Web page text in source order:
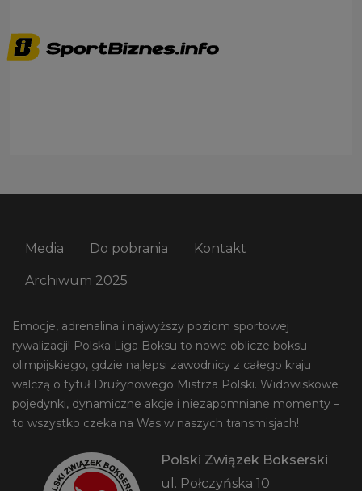
Media Do pobrania Kontakt
Archiwum 2025
Emocje, adrenalina i najwyższy poziom sportowej
rywalizacji! Polska Liga Boksu to nowe oblicze boksu
olimpijskiego, gdzie najlepsi zawodnicy z całego kraju
walczą o tytuł Drużynowego Mistrza Polski. Widowiskowe
pojedynki, dynamiczne akcje i niezapomniane momenty –
to wszystko czeka na Was w naszych transmisjach!
Polski Związek Bokserski
ul. Połczyńska 10